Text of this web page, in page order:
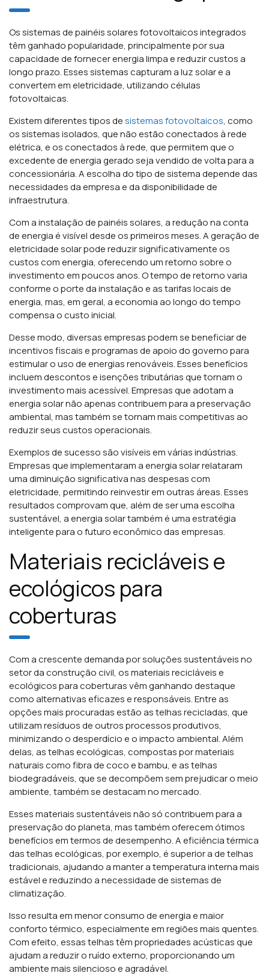
Os sistemas de painéis solares fotovoltaicos integrados
têm ganhado popularidade, principalmente por sua
capacidade de fornecer energia limpa e reduzir custos a
longo prazo. Esses sistemas capturam a luz solar e a
convertem em eletricidade, utilizando células
fotovoltaicas.
Existem diferentes tipos desistemas fotovoltaicos, como
os sistemas isolados, que não estão conectados à rede
elétrica, e os conectados à rede, que permitem que o
excedente de energia gerado seja vendido de volta para a
concessionária. A escolha do tipo de sistema depende das
necessidades da empresa e da disponibilidade de
infraestrutura.
Com a instalação de painéis solares, a redução na conta
de energia é visível desde os primeiros meses. A geração de
eletricidade solar pode reduzir significativamente os
custos com energia, oferecendo um retorno sobre o
investimento em poucos anos. O tempo de retorno varia
conforme o porte da instalação e as tarifas locais de
energia, mas, em geral, a economia ao longo do tempo
compensa o custo inicial.
Desse modo, diversas empresas podem se beneficiar de
incentivos fiscais e programas de apoio do governo para
estimular o uso de energias renováveis. Esses benefícios
incluem descontos e isenções tributárias que tornam o
investimento mais acessível. Empresas que adotam a
energia solar não apenas contribuem para a preservação
ambiental, mas também se tornam mais competitivas ao
reduzir seus custos operacionais.
Exemplos de sucesso são visíveis em várias indústrias.
Empresas que implementaram a energia solar relataram
uma diminuição significativa nas despesas com
eletricidade, permitindo reinvestir em outras áreas. Esses
resultados comprovam que, além de ser uma escolha
sustentável, a energia solar também é uma estratégia
inteligente para o futuro econômico das empresas.
Materiais recicláveis e
ecológicos para
coberturas
Com a crescente demanda por soluções sustentáveis no
setor da construção civil, os materiais recicláveis e
ecológicos para coberturas vêm ganhando destaque
como alternativas eficazes e responsáveis. Entre as
opções mais procuradas estão as telhas recicladas, que
utilizam resíduos de outros processos produtivos,
minimizando o desperdício e o impacto ambiental. Além
delas, as telhas ecológicas, compostas por materiais
naturais como fibra de coco e bambu, e as telhas
biodegradáveis, que se decompõem sem prejudicar o meio
ambiente, também se destacam no mercado.
Esses materiais sustentáveis não só contribuem para a
preservação do planeta, mas também oferecem ótimos
benefícios em termos de desempenho. A eficiência térmica
das telhas ecológicas, por exemplo, é superior a de telhas
tradicionais, ajudando a manter a temperatura interna mais
estável e reduzindo a necessidade de sistemas de
climatização.
Isso resulta em menor consumo de energia e maior
conforto térmico, especialmente em regiões mais quentes.
Com efeito, essas telhas têm propriedades acústicas que
ajudam a reduzir o ruído externo, proporcionando um
ambiente mais silencioso e agradável.